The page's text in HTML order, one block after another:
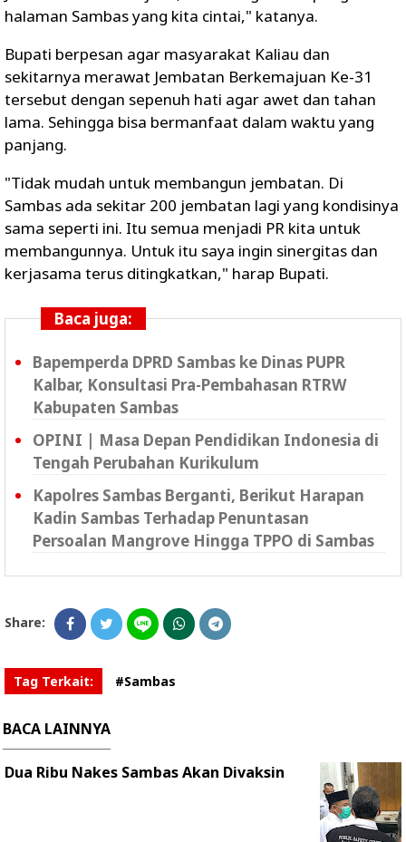
halaman Sambas yang kita cintai," katanya.
Bupati berpesan agar masyarakat Kaliau dan
sekitarnya merawat Jembatan Berkemajuan Ke-31
tersebut dengan sepenuh hati agar awet dan tahan
lama. Sehingga bisa bermanfaat dalam waktu yang
panjang.
"Tidak mudah untuk membangun jembatan. Di
Sambas ada sekitar 200 jembatan lagi yang kondisinya
sama seperti ini. Itu semua menjadi PR kita untuk
membangunnya. Untuk itu saya ingin sinergitas dan
kerjasama terus ditingkatkan," harap Bupati.
Baca juga:
Bapemperda DPRD Sambas ke Dinas PUPR
Kalbar, Konsultasi Pra-Pembahasan RTRW
Kabupaten Sambas
OPINI | Masa Depan Pendidikan Indonesia di
Tengah Perubahan Kurikulum
Kapolres Sambas Berganti, Berikut Harapan
Kadin Sambas Terhadap Penuntasan
Persoalan Mangrove Hingga TPPO di Sambas
Share:
Tag Terkait: #Sambas
BACA LAINNYA
Dua Ribu Nakes Sambas Akan Divaksin